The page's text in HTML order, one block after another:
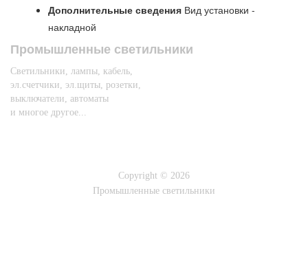
Дополнительные сведения Вид установки -
накладной
Промышленные светильники
Светильники, лампы, кабель,
эл.счетчики, эл.щиты, розетки,
выключатели, автоматы
и многое другое...
Copyright © 2026
Промышленные светильники